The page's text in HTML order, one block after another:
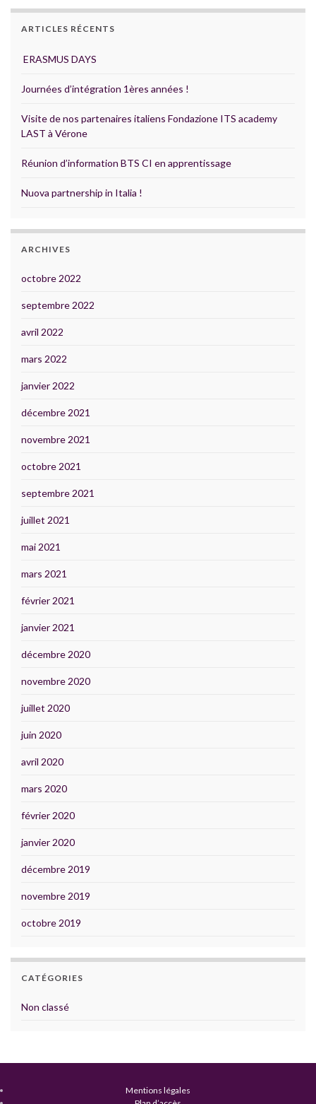
ARTICLES RÉCENTS
ERASMUS DAYS
Journées d’intégration 1ères années !
Visite de nos partenaires italiens Fondazione ITS academy
LAST à Vérone
Réunion d’information BTS CI en apprentissage
Nuova partnership in Italia !
ARCHIVES
octobre 2022
septembre 2022
avril 2022
mars 2022
janvier 2022
décembre 2021
novembre 2021
octobre 2021
septembre 2021
juillet 2021
mai 2021
mars 2021
février 2021
janvier 2021
décembre 2020
novembre 2020
juillet 2020
juin 2020
avril 2020
mars 2020
février 2020
janvier 2020
décembre 2019
novembre 2019
octobre 2019
CATÉGORIES
Non classé
Mentions légales